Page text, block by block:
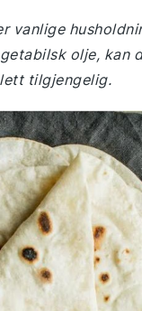
vanlige
olje, kan
tilgjengelig.